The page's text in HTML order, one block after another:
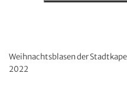
Weihnachtsblasen der
2022